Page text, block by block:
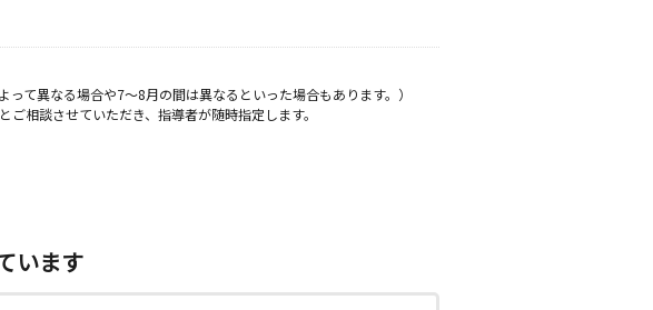
て異なる場合や7～8月の間は異なるといった場合もあります。）
相談させていただき、指導者が随時指定します。
います